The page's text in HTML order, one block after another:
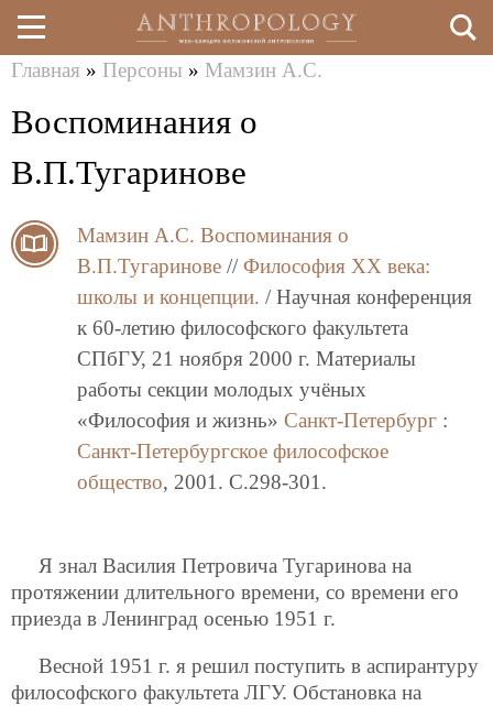
Перейти
к
здесь
Главная » Персоны » Мамзин А.С.
Воспоминания о
В.П.Тугаринове
Мамзин А.С. Воспоминания о
В.П.Тугаринове // Философия XX века:
школы и концепции. / Научная конференция
к 60-летию философского факультета
СПбГУ, 21 ноября 2000 г. Материалы
работы секции молодых учёных
«Философия и жизнь» Санкт-Петербург :
Санкт-Петербургское философское
общество, 2001. C.298-301.
Я знал Василия Петровича Тугаринова на
протяжении длительного времени, со времени его
приезда в Ленинград осенью 1951 г.
Весной 1951 г. я решил поступить в аспирантуру
философского факультета ЛГУ. Обстановка на